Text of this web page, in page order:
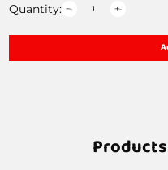
Quantity: